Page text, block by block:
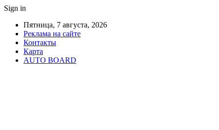
Sign in
Пятница, 7 августа, 2026
Реклама на сайте
Контакты
Карта
AUTO BOARD